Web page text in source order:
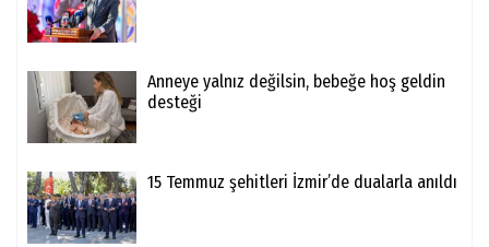
Anneye yalnız değilsin, bebeğe hoş geldin
desteği
15 Temmuz şehitleri İzmir’de dualarla anıldı